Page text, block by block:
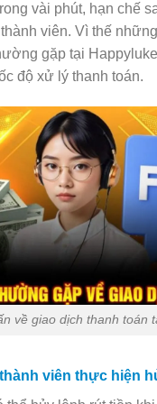
vài phút, hạn chế
viên. Vì thế
gặp tại
độ xử lý thanh toán.
về giao dịch thanh toán
viên thực hiện